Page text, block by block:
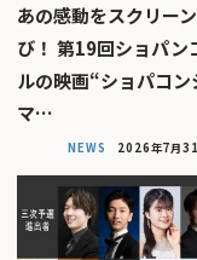
あの感動をスクリー
び！ 第19回ショパン
ルの映画“ショパコン
マ…
NEWS 2026年7月